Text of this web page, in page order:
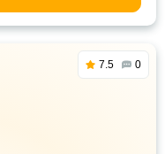
7.5 0